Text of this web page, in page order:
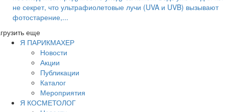
не секрет, что ультрафиолетовые лучи (UVA и UVB) вызывают
фотостарение,...
еще
Я ПАРИКМАХЕР
Новости
Акции
Публикации
Каталог
Мероприятия
Я КОСМЕТОЛОГ